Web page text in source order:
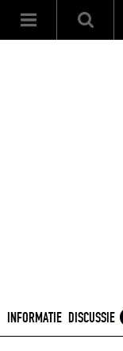
INFORMATIE DISCUSSIE